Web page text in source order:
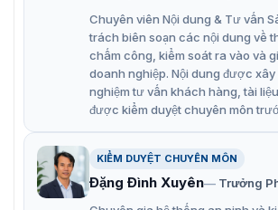
Hỗ trợ chức năng AFSA (Chống nhấp
thích ứng), tự động loại bỏ hiện
Phát hiện khuôn mặt: Theo dõi,
hóa ảnh chụp nhanh, tải ảnh chụp
tối ưu, cải thiện khuôn mặt, phơi
Đếm người: Đếm người theo khu vực,
đợi, đếm người ra/vào; tạo và xuất
Chuyên viên Nội dung & Tư vấn
trách biên soạn các nội dung về
chấm công, kiểm soát ra vào và
doanh nghiệp. Nội dung được
nghiệm tư vấn khách hàng, tài
được kiểm duyệt chuyên môn
KIỂM DUYỆT CHUYÊN MÔN
Đặng Đình Xuyên
Trưởng